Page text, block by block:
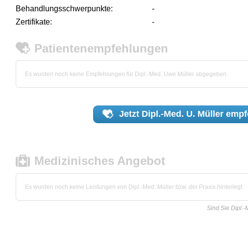
Behandlungsschwerpunkte:
-
Zertifikate:
-
Patientenempfehlungen
Es wurden noch keine Empfehlungen für Dipl.-Med. Uwe Müller abgegeben.
Jetzt Dipl.-Med. U. Müller
Medizinisches Angebot
Es wurden noch keine Leistungen von Dipl.-Med. Müller bzw. der Praxis hinterlegt.
Sind Sie Dipl.-